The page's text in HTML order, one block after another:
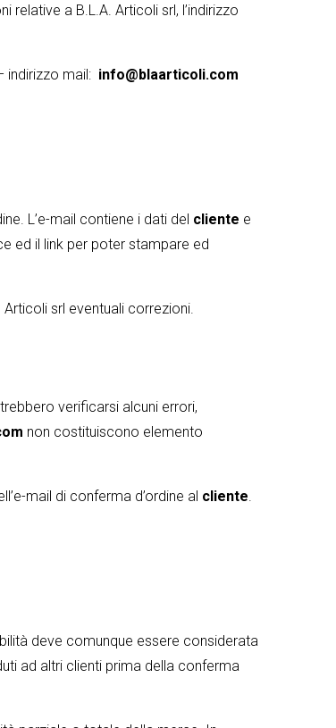
a B.L.A. Articoli srl, l’indirizzo
indirizzo mail: info@blaarticoli.com
L’e-mail contiene i dati del cliente e
ed il link per poter stampare ed
srl eventuali correzioni.
verificarsi alcuni errori,
non costituiscono elemento
mail di conferma d’ordine al cliente.
deve comunque essere considerata
ad altri clienti prima della conferma